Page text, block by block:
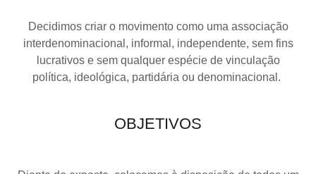
Decidimos criar o movimento como uma associação
interdenominacional, informal, independente, sem fins
lucrativos e sem qualquer espécie de vinculação
política, ideológica, partidária ou denominacional.
OBJETIVOS